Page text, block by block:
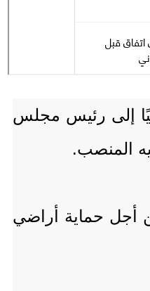
إلى رئيس مجلس
المنصب.
أجل حماية أراضي